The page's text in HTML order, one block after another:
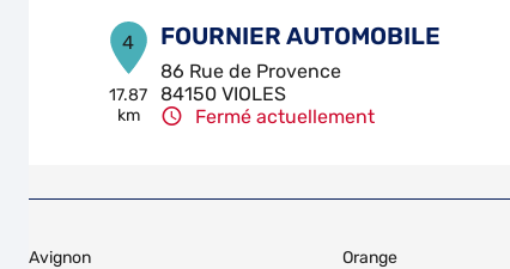
4
17.87
km
FOURNIER AUTOMOBILE
86 Rue de Provence
84150 VIOLES
Fermé actuellement
CHATELET CARROSSERIE
Avignon
Orange